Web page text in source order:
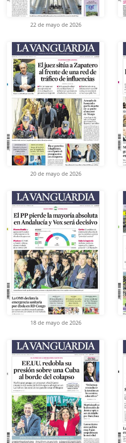
22 de mayo de 2026
20 de mayo de 2026
18 de mayo de 2026